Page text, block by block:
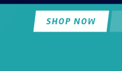
SHOP NOW